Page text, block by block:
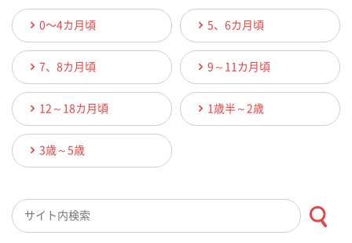
0〜4カ月頃 5、6カ月頃
7、8カ月頃 9～11カ月頃
12～18カ月頃 1歳半～2歳
3歳～5歳
検索キーワード入力